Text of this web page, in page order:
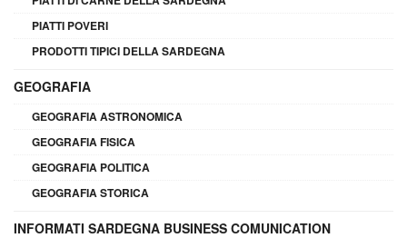
PIATTI POVERI
PRODOTTI TIPICI DELLA SARDEGNA
GEOGRAFIA
GEOGRAFIA ASTRONOMICA
GEOGRAFIA FISICA
GEOGRAFIA POLITICA
GEOGRAFIA STORICA
INFORMATI SARDEGNA BUSINESS COMUNICATION